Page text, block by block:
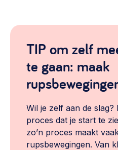
TIP om zelf
te gaan: maak
Wil je zelf aan de
proces dat je start te
zo’n proces maakt
rupsbewegingen. Van